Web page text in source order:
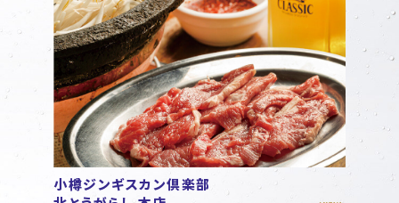
小樽ジンギスカン倶楽部